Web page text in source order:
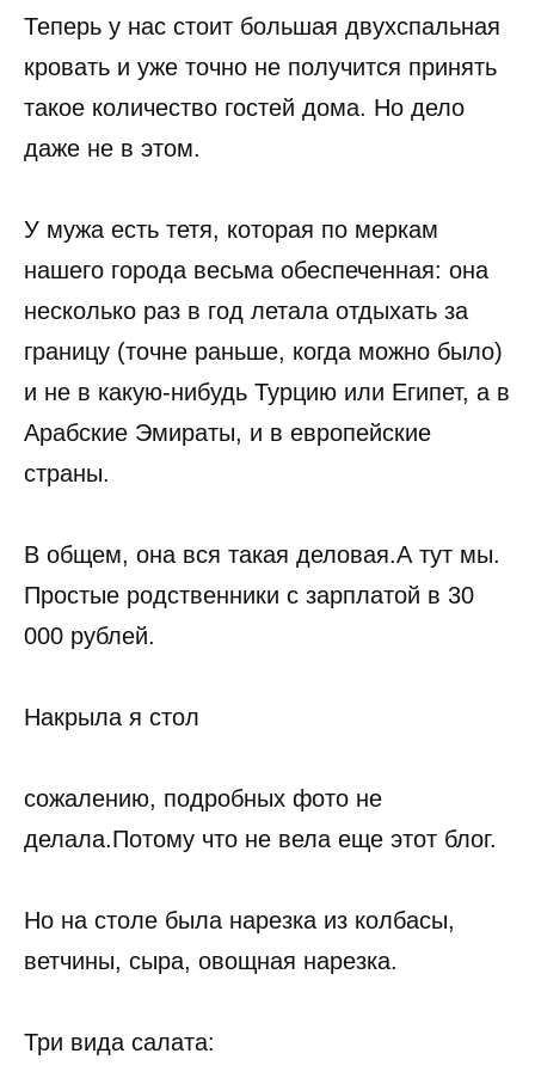
Теперь у нас стоит большая двухспальная
кровать и уже точно не получится принять
такое количество гостей дома. Но дело
даже не в этом.
У мужа есть тетя, которая по меркам
нашего города весьма обеспеченная: она
несколько раз в год летала отдыхать за
границу (точне раньше, когда можно было)
и не в какую-нибудь Турцию или Египет, а в
Арабские Эмираты, и в европейские
страны.
В общем, она вся такая деловая.А тут мы.
Простые родственники с зарплатой в 30
000 рублей.
Накрыла я стол
сожалению, подробных фото не
делала.Потому что не вела еще этот блог.
Но на столе была нарезка из колбасы,
ветчины, сыра, овощная нарезка.
Три вида салата: